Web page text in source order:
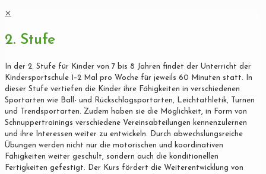
✕
2. Stufe
In der 2. Stufe für Kinder von 7 bis 8 Jahren findet der Unterricht der
Kindersportschule 1–2 Mal pro Woche für jeweils 60 Minuten statt. In
dieser Stufe vertiefen die Kinder ihre Fähigkeiten in verschiedenen
Sportarten wie Ball- und Rückschlagsportarten, Leichtathletik, Turnen
und Trendsportarten. Zudem haben sie die Möglichkeit, in Form von
Schnuppertrainings verschiedene Vereinsabteilungen kennenzulernen
und ihre Interessen weiter zu entwickeln. Durch abwechslungsreiche
Übungen werden nicht nur die motorischen und koordinativen
Fähigkeiten weiter geschult, sondern auch die konditionellen
Fertigkeiten gefestigt. Der Kurs fördert die Weiterentwicklung von